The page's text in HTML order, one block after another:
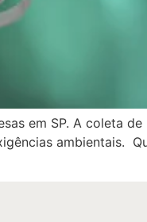
em SP. A coleta de
ambientais.